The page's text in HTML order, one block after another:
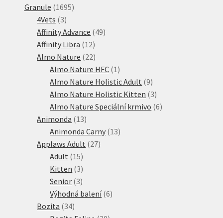
Granule 16951695
4Vets 33
produkty
Affinity Advance 4949
Affinity Libra 1212
produktů
Almo Nature 2222
produktů
Almo Nature HFC 1 1
produkt
Almo Nature Holistic Adult 99
produktů
Almo Nature Holistic Kitten 33
produkty
Almo Nature Speciální krmivo 66
Animonda 1313
produktů
Animonda Carny 1313
Applaws Adult 2727
Adult 1515
produktů
Kitten 33
produkty
Senior 33
produkty
Výhodná balení 66
Bozita 3434